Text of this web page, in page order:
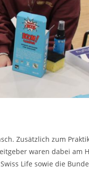
Zusätzlich zum
waren dabei am
Life sowie die